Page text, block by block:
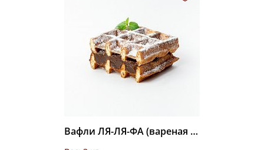
Вафли ЛЯ-ЛЯ-ФА (вареная сгущенка) 3 кг